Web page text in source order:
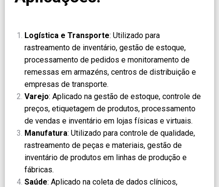
Logística e Transporte: Utilizado para
rastreamento de inventário, gestão de estoque,
processamento de pedidos e monitoramento de
remessas em armazéns, centros de distribuição e
empresas de transporte.
Varejo: Aplicado na gestão de estoque, controle de
preços, etiquetagem de produtos, processamento
de vendas e inventário em lojas físicas e virtuais.
Manufatura: Utilizado para controle de qualidade,
rastreamento de peças e materiais, gestão de
inventário de produtos em linhas de produção e
fábricas.
Saúde: Aplicado na coleta de dados clínicos,